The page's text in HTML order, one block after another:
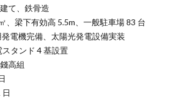
て、鉄骨造
、梁下有効高 5.5m、一般駐車場 83 台
電機完備、太陽光発電設備実装
タンド 4 基設置
高組